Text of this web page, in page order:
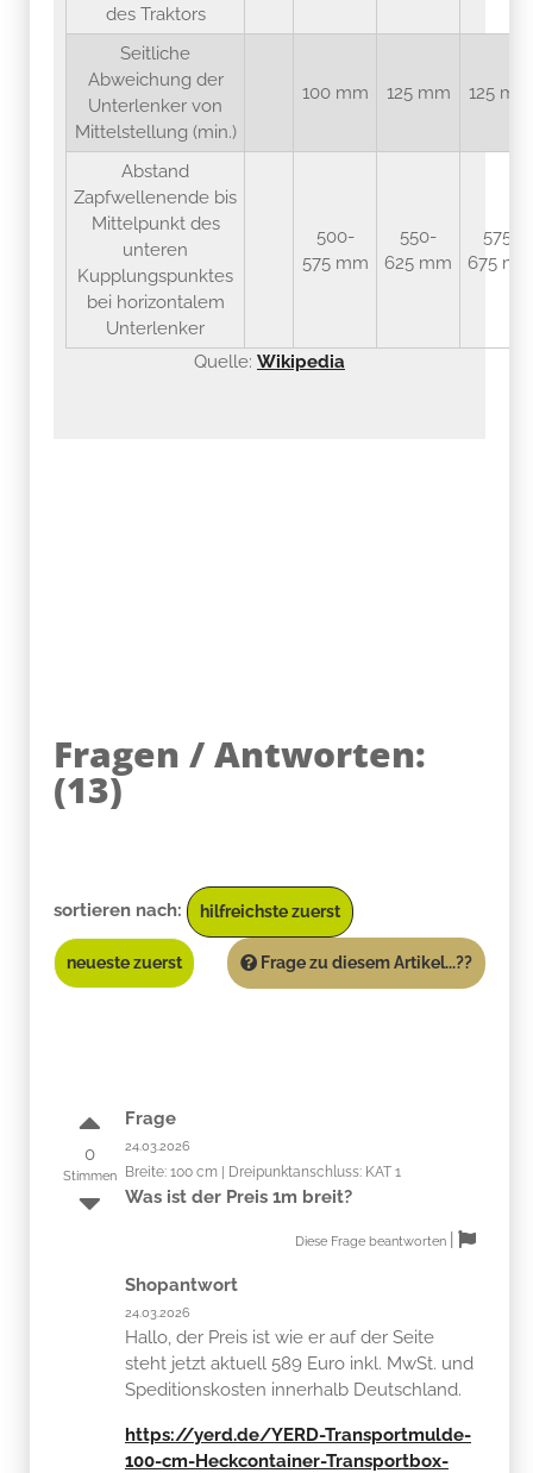
des Traktors
Seitliche
Abweichung der
Unterlenker von
Mittelstellung (min.)
100 mm 125 mm 125 mm
Abstand
Zapfwellenende bis
Mittelpunkt des
unteren
Kupplungspunktes
bei horizontalem
Unterlenker
500-
575 mm
550-
625 mm
575-
675
Quelle: Wikipedia
Fragen / Antworten:
(13)
sortieren nach: hilfreichste zuerst
neueste zuerst Frage zu diesem Artikel...??
0
Stimmen
Frage
24.03.2026
Breite: 100 cm | Dreipunktanschluss: KAT 1
Was ist der Preis 1m breit?
Diese Frage beantworten
Shopantwort
24.03.2026
Hallo, der Preis ist wie er auf der Seite
steht jetzt aktuell 589 Euro inkl. MwSt. und
Speditionskosten innerhalb Deutschland.
https://yerd.de/YERD-Transportmulde-
100-cm-Heckcontainer-Transportbox-